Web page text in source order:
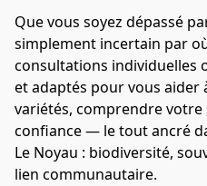
Que vous soyez dépassé
simplement incertain par
consultations individuelles
et adaptés pour vous aider
variétés, comprendre votre
confiance — le tout ancré
Le Noyau : biodiversité,
lien communautaire.